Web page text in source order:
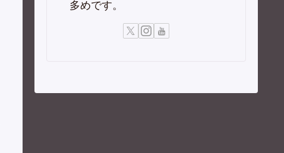
多めです。